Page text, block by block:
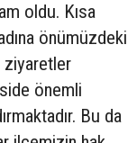
oldu. Kısa
önümüzdeki
ziyaretler
önemli
Bu da